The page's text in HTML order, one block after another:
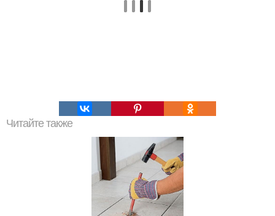
Читайте также